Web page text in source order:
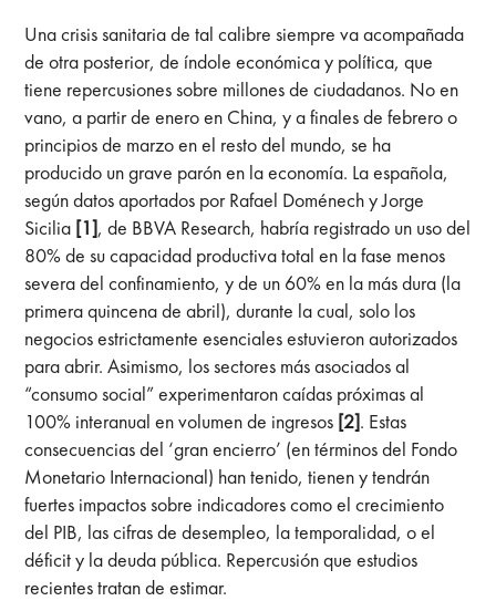
Una crisis sanitaria de tal calibre siempre va acompañada
de otra posterior, de índole económica y política, que
tiene repercusiones sobre millones de ciudadanos. No en
vano, a partir de enero en China, y a finales de febrero o
principios de marzo en el resto del mundo, se ha
producido un grave parón en la economía. La española,
según datos aportados por Rafael Doménech y Jorge
Sicilia [1], de BBVA Research, habría registrado un uso del
80% de su capacidad productiva total en la fase menos
severa del confinamiento, y de un 60% en la más dura (la
primera quincena de abril), durante la cual, solo los
negocios estrictamente esenciales estuvieron autorizados
para abrir. Asimismo, los sectores más asociados al
“consumo social” experimentaron caídas próximas al
100% interanual en volumen de ingresos [2]. Estas
consecuencias del ‘gran encierro’ (en términos del Fondo
Monetario Internacional) han tenido, tienen y tendrán
fuertes impactos sobre indicadores como el crecimiento
del PIB, las cifras de desempleo, la temporalidad, o el
déficit y la deuda pública. Repercusión que estudios
recientes tratan de estimar.